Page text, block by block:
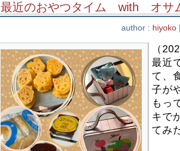
最近のおやつタイム with オサ
author : hiyoko
（
最近
て、
子が
もっ
キで
てみ